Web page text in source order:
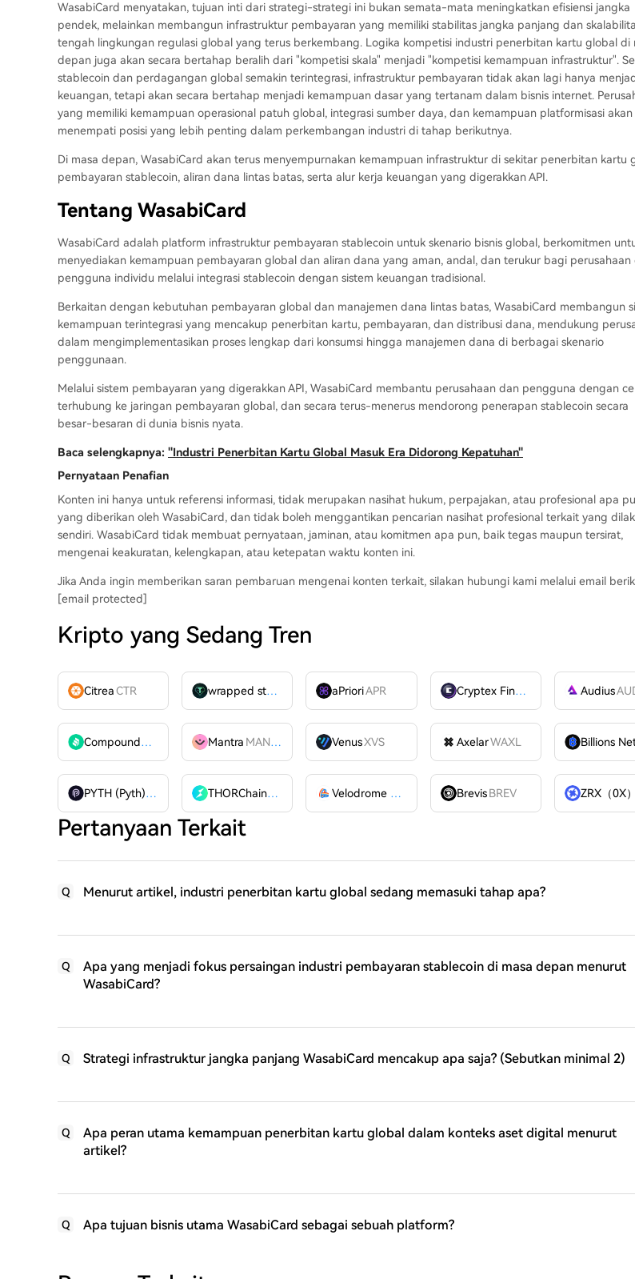
WasabiCard menyatakan, tujuan inti dari strategi-strategi ini bukan semata-mata meningkatkan efisiensi jangka
pendek, melainkan membangun infrastruktur pembayaran yang memiliki stabilitas jangka panjang dan
tengah lingkungan regulasi global yang terus berkembang. Logika kompetisi industri penerbitan kartu global di
depan juga akan secara bertahap beralih dari "kompetisi skala" menjadi "kompetisi kemampuan infrastruktur".
stablecoin dan perdagangan global semakin terintegrasi, infrastruktur pembayaran tidak akan lagi hanya
keuangan, tetapi akan secara bertahap menjadi kemampuan dasar yang tertanam dalam bisnis internet.
yang memiliki kemampuan operasional patuh global, integrasi sumber daya, dan kemampuan platformisasi akan
menempati posisi yang lebih penting dalam perkembangan industri di tahap berikutnya.
Di masa depan, WasabiCard akan terus menyempurnakan kemampuan infrastruktur di sekitar penerbitan kartu
pembayaran stablecoin, aliran dana lintas batas, serta alur kerja keuangan yang digerakkan API.
Tentang WasabiCard
WasabiCard adalah platform infrastruktur pembayaran stablecoin untuk skenario bisnis global, berkomitmen
menyediakan kemampuan pembayaran global dan aliran dana yang aman, andal, dan terukur bagi perusahaan
pengguna individu melalui integrasi stablecoin dengan sistem keuangan tradisional.
Berkaitan dengan kebutuhan pembayaran global dan manajemen dana lintas batas, WasabiCard membangun
kemampuan terintegrasi yang mencakup penerbitan kartu, pembayaran, dan distribusi dana, mendukung
dalam mengimplementasikan proses lengkap dari konsumsi hingga manajemen dana di berbagai skenario
penggunaan.
Melalui sistem pembayaran yang digerakkan API, WasabiCard membantu perusahaan dan pengguna dengan
terhubung ke jaringan pembayaran global, dan secara terus-menerus mendorong penerapan stablecoin secara
besar-besaran di dunia bisnis nyata.
Baca selengkapnya: "Industri Penerbitan Kartu Global Masuk Era Didorong Kepatuhan"
Pernyataan Penafian
Konten ini hanya untuk referensi informasi, tidak merupakan nasihat hukum, perpajakan, atau profesional apa
yang diberikan oleh WasabiCard, dan tidak boleh menggantikan pencarian nasihat profesional terkait yang
sendiri. WasabiCard tidak membuat pernyataan, jaminan, atau komitmen apa pun, baik tegas maupun tersirat,
mengenai keakuratan, kelengkapan, atau ketepatan waktu konten ini.
Jika Anda ingin memberikan saran pembaruan mengenai konten terkait, silakan hubungi kami melalui email
[email protected]
Kripto yang Sedang Tren
CitreaCTR wrapped stUSDT WSTUSDTaPrioriAPR Cryptex Finance Audius
Compound
COMP Mantra MANTRA VenusXVS AxelarWAXL
PYTH (Pyth)
PYTH THORChain
RUNE Velodrome Finance VELODROME
Brevis BREV
Pertanyaan Terkait
Q Menurut artikel, industri penerbitan kartu global sedang memasuki tahap apa?
Q
Apa yang menjadi fokus persaingan industri pembayaran stablecoin di masa depan menurut
WasabiCard?
Q Strategi infrastruktur jangka panjang WasabiCard mencakup apa saja? (Sebutkan minimal 2)
Q
Apa peran utama kemampuan penerbitan kartu global dalam konteks aset digital menurut
artikel?
Q Apa tujuan bisnis utama WasabiCard sebagai sebuah platform?